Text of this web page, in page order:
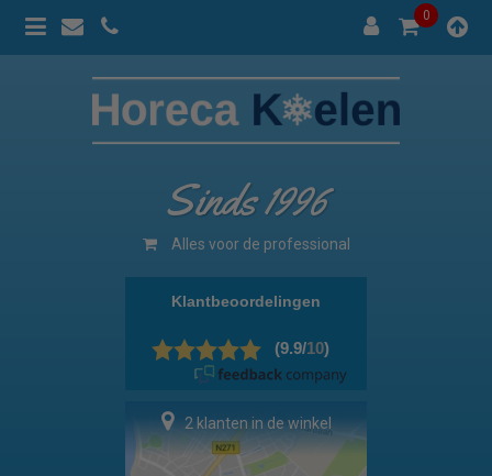
0
Sinds 1996
Alles voor de professional
2 klanten in de winkel